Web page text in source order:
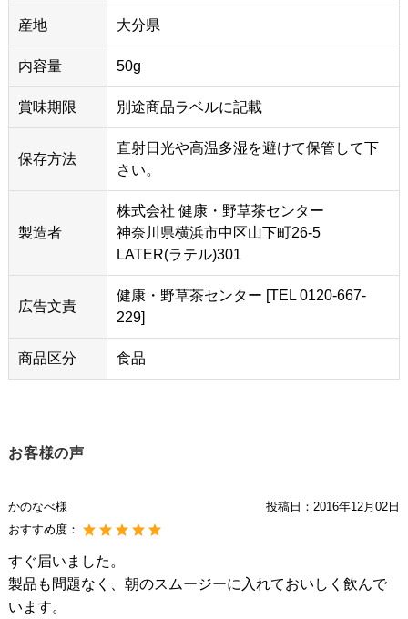
産地 大分県
内容量 50g
賞味期限 別途商品ラベルに記載
保存方法
直射日光や高温多湿を避けて保管して下
さい。
製造者
株式会社 健康・野草茶センター
神奈川県横浜市中区山下町26-5
LATER(ラテル)301
広告文責
健康・野草茶センター [TEL 0120-667-
229]
商品区分 食品
お客様の声
かのなべ様 投稿日： 2016年12月02日
おすすめ度：
すぐ届いました。
製品も問題なく、朝のスムージーに入れておいしく飲んで
います。